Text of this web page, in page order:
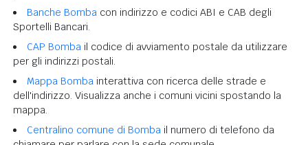
Banche Bomba con indirizzo e codici ABI e CAB degli
Sportelli Bancari.
CAP Bomba il codice di avviamento postale da utilizzare
per gli indirizzi postali.
Mappa Bomba interattiva con ricerca delle strade e
dell'indirizzo. Visualizza anche i comuni vicini spostando la
mappa.
Centralino comune di Bomba il numero di telefono da